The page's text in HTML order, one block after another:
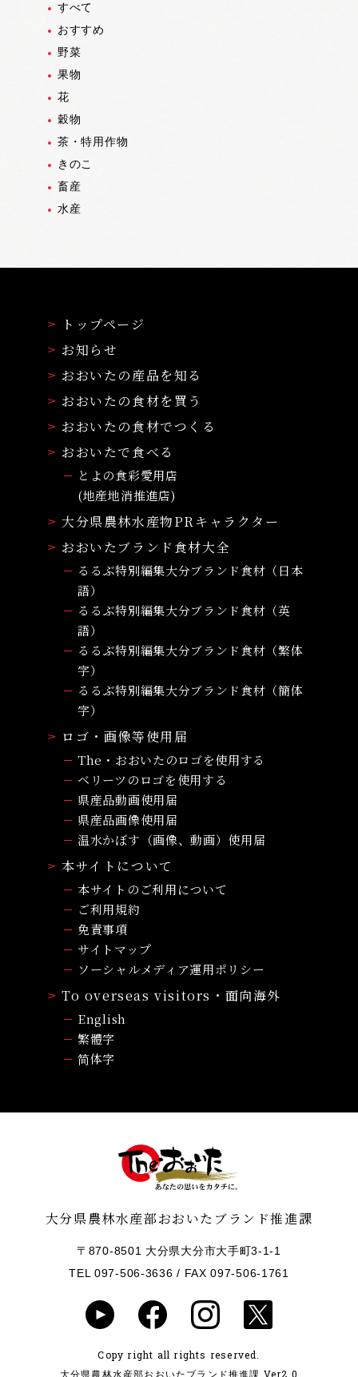
すべて
おすすめ
野菜
果物
花
穀物
茶・特用作物
きのこ
畜産
水産
トップページ
お知らせ
おおいたの産品を知る
おおいたの食材を買う
おおいたの食材でつくる
おおいたで食べる
とよの食彩愛用店
(地産地消推進店)
大分県農林水産物PRキャラクター
おおいたブランド食材大全
るるぶ特別編集大分ブランド食材（日本
語）
るるぶ特別編集大分ブランド食材（英
語）
るるぶ特別編集大分ブランド食材（繁体
字）
るるぶ特別編集大分ブランド食材（簡体
字）
ロゴ・画像等使用届
The・おおいたのロゴを使用する
ベリーツのロゴを使用する
県産品動画使用届
県産品画像使用届
温水かぼす（画像、動画）使用届
本サイトについて
本サイトのご利用について
ご利用規約
免責事項
サイトマップ
ソーシャルメディア運用ポリシー
To overseas visitors・面向海外
English
繁體字
简体字
大分県農林水産部おおいたブランド推進課
〒870-8501 大分県大分市大手町3-1-1
TEL 097-506-3636 / FAX 097-506-1761
Copy right all rights reserved.
大分県農林水産部おおいたブランド推進課 Ver2.0